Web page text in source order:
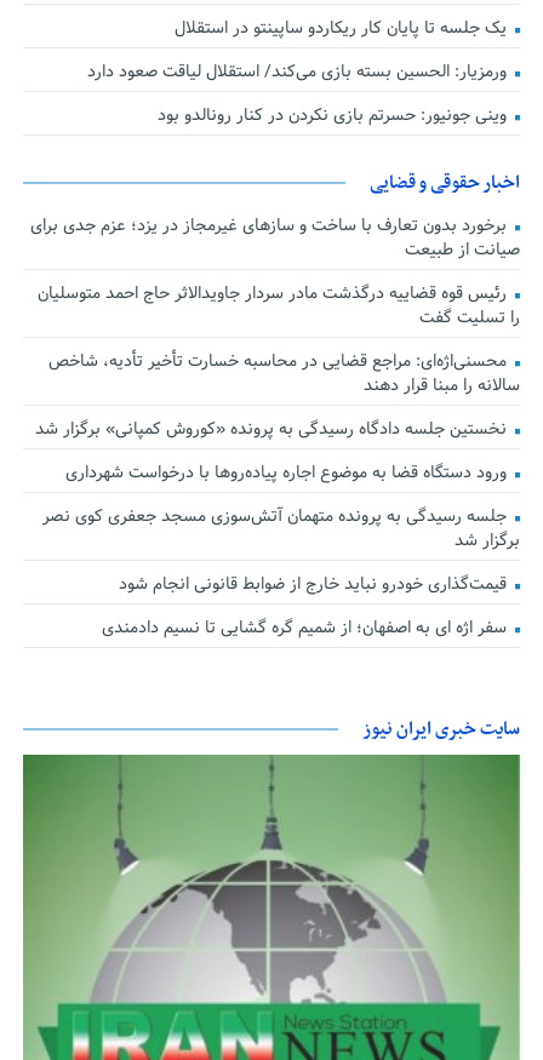
یک جلسه تا پایان کار ریکاردو ساپینتو در استقلال
ورمزیار: الحسین بسته بازی می‌کند/ استقلال لیاقت صعود دارد
وینی جونیور: حسرتم بازی نکردن در کنار رونالدو بود
اخبار حقوقی و قضایی
برخورد بدون تعارف با ساخت‌ و سازهای غیرمجاز در یزد؛ عزم جدی برای
صیانت از طبیعت
رئیس قوه قضاییه درگذشت مادر سردار جاویدالاثر حاج احمد متوسلیان
را تسلیت گفت
محسنی‌اژه‌ای: مراجع قضایی در محاسبه خسارت تأخیر تأدیه، شاخص
سالانه را مبنا قرار دهند
نخستین جلسه دادگاه رسیدگی به پرونده «کوروش کمپانی» برگزار شد
ورود دستگاه قضا به موضوع اجاره پیاده‌روها با درخواست شهرداری
جلسه رسیدگی به پرونده متهمان آتش‌سوزی مسجد جعفری کوی نصر
برگزار شد
قیمت‌گذاری خودرو نباید خارج از ضوابط قانونی انجام شود
سفر اژه ای به اصفهان؛ از شمیم گره گشایی تا نسیم دادمندی
سایت خبری ایران نیوز